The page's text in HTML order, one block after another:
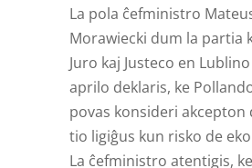
La pola ĉefministro
Morawiecki dum la partia
Juro kaj Justeco en
aprilo deklaris, ke
povas konsideri akcepton
tio ligiĝus kun risko de
La ĉefministro atentigis,